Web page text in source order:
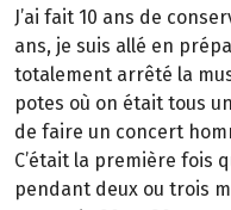
J’ai fait 10 ans de
ans, je suis allé en
totalement arrêté la
potes où on était tous
de faire un concert
C’était la première fois
pendant deux ou trois